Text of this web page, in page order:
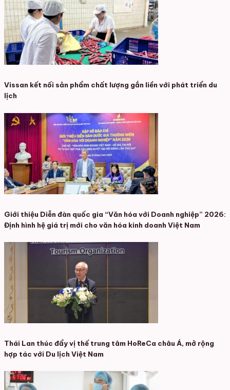
Vissan kết nối sản phẩm chất lượng gắn liền với phát triển du
lịch
Giới thiệu Diễn đàn quốc gia “Văn hóa với Doanh nghiệp” 2026:
Định hình hệ giá trị mới cho văn hóa kinh doanh Việt Nam
Thái Lan thúc đẩy vị thế trung tâm HoReCa châu Á, mở rộng
hợp tác với Du lịch Việt Nam